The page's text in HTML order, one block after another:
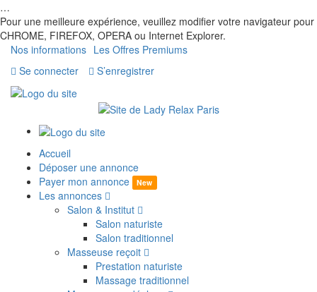
…
Pour une meilleure expérience, veuillez modifier votre navigateur pour
CHROME, FIREFOX, OPERA ou Internet Explorer.
Nos informations Les Offres Premiums
Se connecter
S’enregistrer
Accueil
Déposer une annonce
Payer mon annonce
New
Les annonces
Salon & Institut
Salon naturiste
Salon traditionnel
Masseuse reçoit
Prestation naturiste
Massage traditionnel